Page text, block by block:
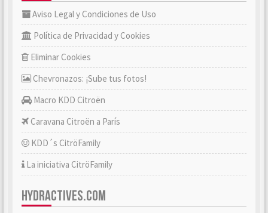
Aviso Legal y Condiciones de Uso
Política de Privacidad y Cookies
Eliminar Cookies
Chevronazos: ¡Sube tus fotos!
Macro KDD Citroën
Caravana Citroën a París
KDD´s CitröFamily
La iniciativa CitröFamily
HYDRACTIVES.COM